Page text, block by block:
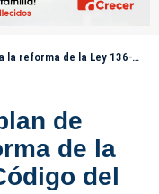
Ley 136-03 sobre Código del Menor
de
de la
del